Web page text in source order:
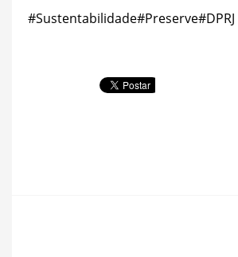
#Sustentabilidade#Preserve#DPRJ